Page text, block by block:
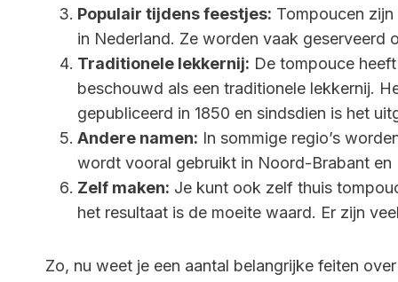
Populair tijdens feestjes: Tompoucen
in Nederland. Ze worden vaak geserveerd
Traditionele lekkernij: De tompouce
beschouwd als een traditionele lekkernij.
gepubliceerd in 1850 en sindsdien is het
Andere namen: In sommige regio’s
wordt vooral gebruikt in Noord-Brabant en
Zelf maken: Je kunt ook zelf thuis
het resultaat is de moeite waard. Er zijn
Zo, nu weet je een aantal belangrijke feiten